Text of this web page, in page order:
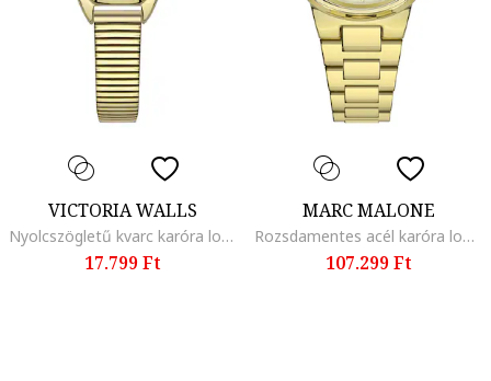
VICTORIA WALLS
Nyolcszögletű kvarc karóra logós számlappal, Aranyszín
17.799 Ft
MARC MALONE
Rozsdamentes acél karóra logóval, Aranyszín
107.299 Ft